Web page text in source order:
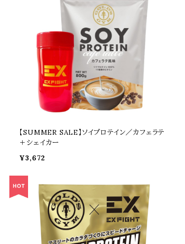
【SUMMER SALE】ソイプロテイン／カフェラテ
＋シェイカー
¥3,672